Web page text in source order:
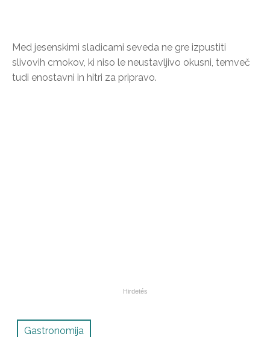
Med jesenskimi sladicami seveda ne gre izpustiti
slivovih cmokov, ki niso le neustavljivo okusni, temveč
tudi enostavni in hitri za pripravo.
Gastronomija